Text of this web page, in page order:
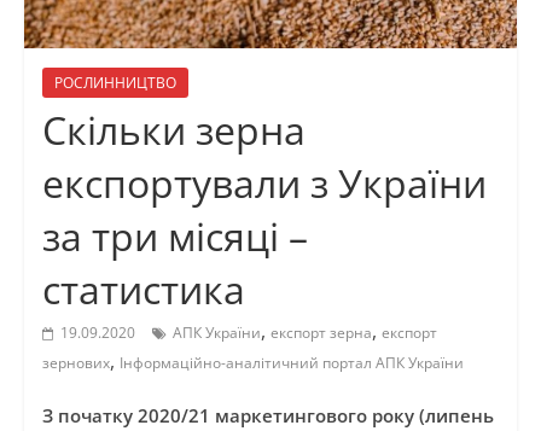
РОСЛИННИЦТВО
Скільки зерна
експортували з України
за три місяці –
статистика
19.09.2020 АПК України, експорт зерна, експорт
зернових, Інформаційно-аналітичний портал АПК України
З початку 2020/21 маркетингового року (липень